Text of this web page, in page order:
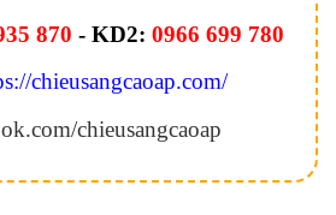
870 - KD2: 0966 699 780
chieusangcaoap.com/
chieusangcaoap